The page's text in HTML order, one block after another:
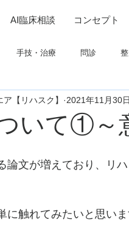
AI臨床相談 コンセプト
手技・治療 問診
関連 高次脳機能障害
いて①～
【リハスク】 2021年11月30
論文が増えており、リ
に触れてみたいと思い